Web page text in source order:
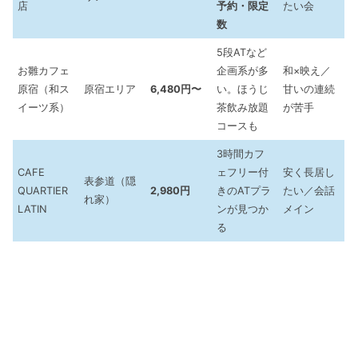
店
予約・限定
数
たい会
お雛カフェ
原宿（和ス
イーツ系）
原宿エリア 6,480円〜
5段ATなど
企画系が多
い。ほうじ
茶飲み放題
コースも
和×映え／
甘いの連続
が苦手
CAFE
QUARTIER
LATIN
表参道（隠
れ家）
2,980円
3時間カフ
ェフリー付
きのATプラ
ンが見つか
る
安く長居し
たい／会話
メイン